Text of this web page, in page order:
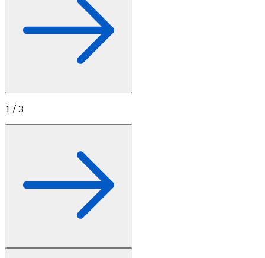
1 / 3